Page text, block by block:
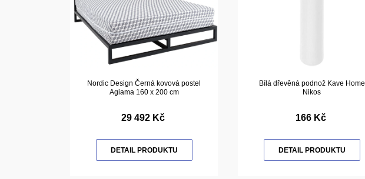
Nordic Design Černá kovová postel
Agiama 160 x 200 cm
29 492 Kč
DETAIL PRODUKTU
Bílá dřevěná podnož Kave Home
Nikos
166 Kč
DETAIL PRODUKTU